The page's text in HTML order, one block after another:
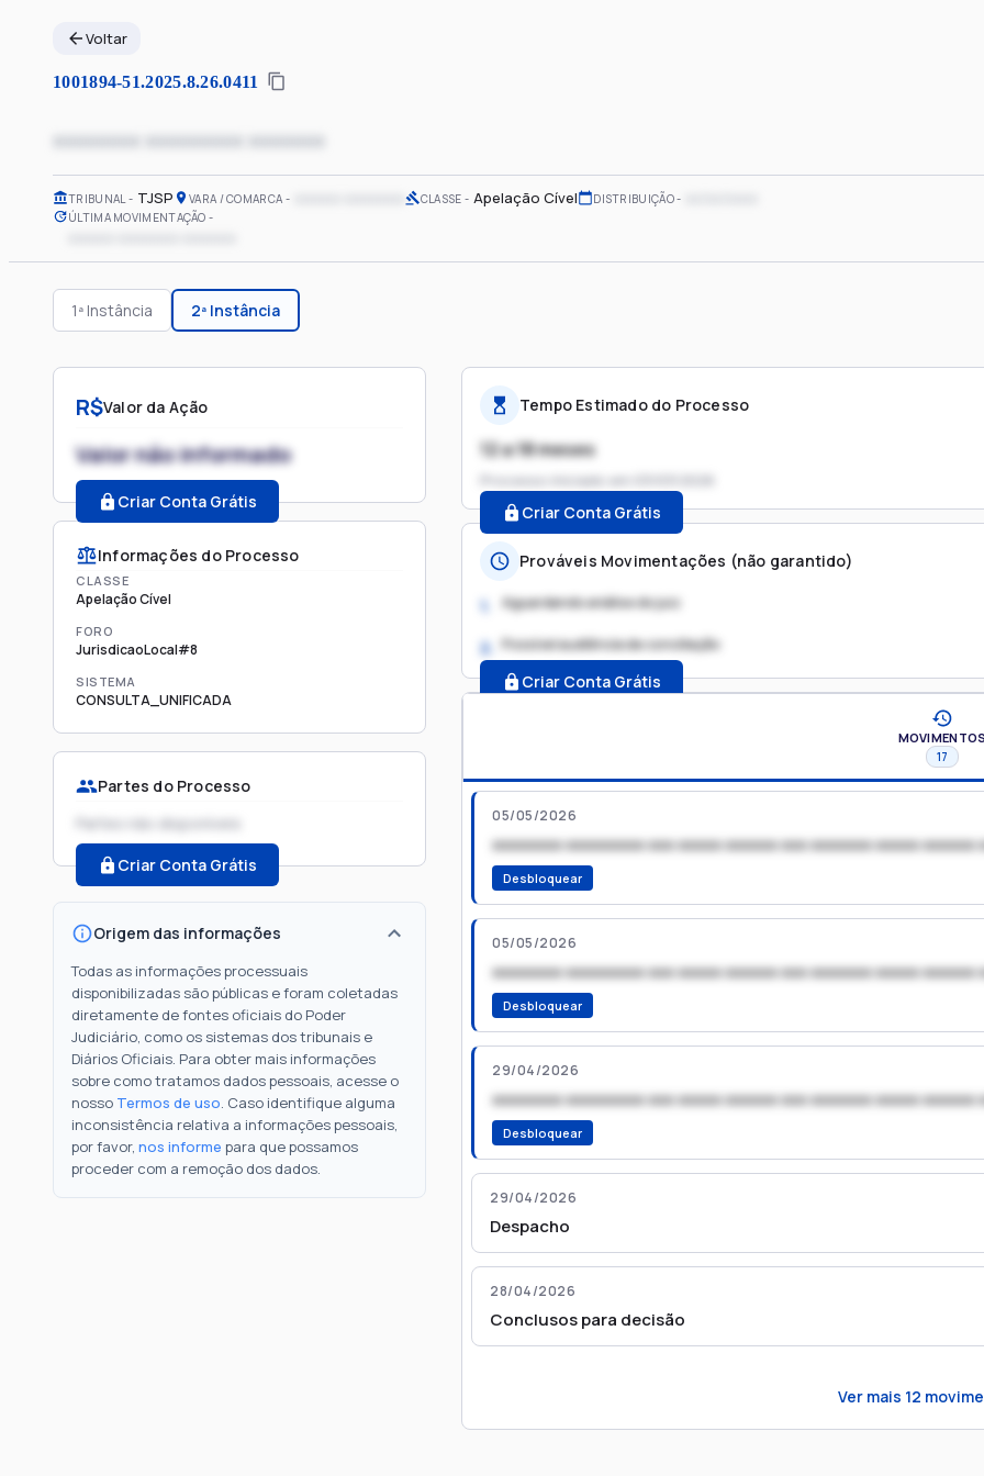
Voltar
1001894-51.2025.8.26.0411
xxxxxxxx xxxxxxxxx xxxxxxx
TRIBUNAL TJSP VARA / COMARCA CLASSE Apelação Cível DISTRIBUIÇÃO
ÚLTIMA MOVIMENTAÇÃO
1ª Instância 2ª Instância
R$Valor da Ação
Valor não informado
Criar Conta Grátis
Informações do Processo
CLASSE
Apelação Cível
FORO
JurisdicaoLocal#8
SISTEMA
CONSULTA_UNIFICADA
Partes do Processo
Partes não disponíveis
Criar Conta Grátis
Origem das informações
Todas as informações processuais
disponibilizadas são públicas e foram coletadas
diretamente de fontes oficiais do Poder
Judiciário, como os sistemas dos tribunais e
Diários Oficiais. Para obter mais informações
sobre como tratamos dados pessoais, acesse o
nosso Termos de uso. Caso identifique alguma
inconsistência relativa a informações pessoais,
por favor, nos informe para que possamos
proceder com a remoção dos dados.
Tempo Estimado do Processo
12 a 18 meses
Processo iniciado em
Criar Conta Grátis
Prováveis Movimentações (não garantido)
1. Aguardando análise do juiz
2. Possível audiência de conciliação
Criar Conta Grátis
MOVIMENTOS
17
05/05/2026
xxxxxxxx xxxxxxxxx xxx xxxxx xxxxxx xxx xxxxxxx xxxxx xxxxxx
Desbloquear
05/05/2026
xxxxxxxx xxxxxxxxx xxx xxxxx xxxxxx xxx xxxxxxx xxxxx xxxxxx
Desbloquear
29/04/2026
xxxxxxxx xxxxxxxxx xxx xxxxx xxxxxx xxx xxxxxxx xxxxx xxxxxx
Desbloquear
29/04/2026
Despacho
28/04/2026
Conclusos para decisão
Ver mais 12